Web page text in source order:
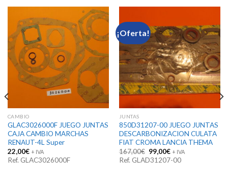
CAMBIO
GLAC3026000F JUEGO JUNTAS
CAJA CAMBIO MARCHAS
RENAUT-4L Super
22,00€ + IVA
Ref. GLAC3026000F
¡Oferta!
JUNTAS
850D31207-00 JUEGO JUNTAS
DESCARBONIZACION CULATA
FIAT CROMA LANCIA THEMA
167,00€ El
precio
original
99,00€El
precio
actual
+ IVA
Ref. GLAD31207-00